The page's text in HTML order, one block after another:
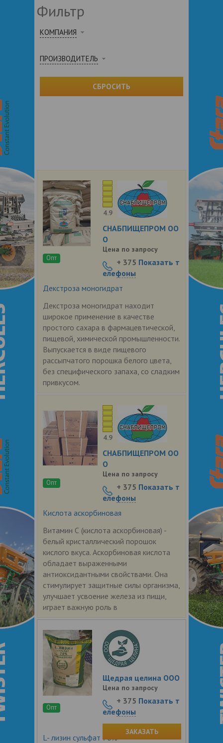
Фильтр
КОМПАНИЯ
ПРОИЗВОДИТЕЛЬ
СБРОСИТЬ
Опт
Декстроза моногидрат
Декстроза моногидрат находит
широкое применение в качестве
простого сахара в фармацевтической,
пищевой, химической промышленности.
Выпускается в виде пищевого
рассыпчатого порошка белого цвета,
без специфического запаха, со сладким
привкусом.
4.9
СНАБПИЩЕПРОМ ОО
О
Цена по запросу
+ 375 Показать т
елефоны
Опт
Кислота аскорбиновая
Витамин С (кислота аскорбиновая) -
белый кристаллический порошок
кислого вкуса. Аскорбиновая кислота
обладает выраженными
антиоксидантными свойствами. Она
стимулирует защитные силы организма,
улучшает усвоение железа из пищи,
играет важную роль в
4.9
СНАБПИЩЕПРОМ ОО
О
Цена по запросу
+ 375 Показать т
елефоны
Опт
L- лизин сульфат 70%
Щедрая целина ООО
Цена по запросу
+ 375 Показать т
елефоны
ЗАКАЗАТЬ